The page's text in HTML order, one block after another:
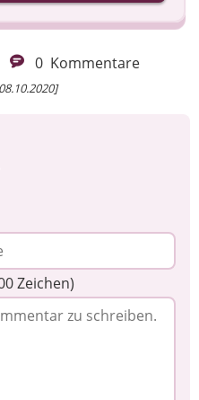
0 Kommentare
Zeichen)